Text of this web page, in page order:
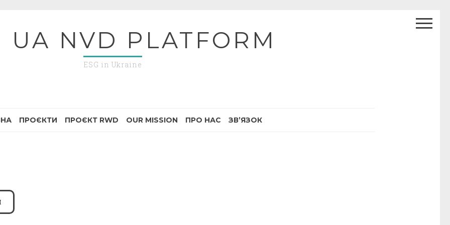
UA NVD PLATFORM
ESG in Ukraine
ПРОЄКТИ ПРОЄКТ RWD OUR MISSION ПРО НАС ЗВ’ЯЗОК